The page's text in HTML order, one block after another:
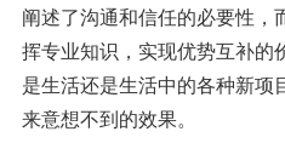
阐述了沟通和信任的必要性，
挥专业知识，实现优势互补的
是生活还是生活中的各种新项
来意想不到的效果。